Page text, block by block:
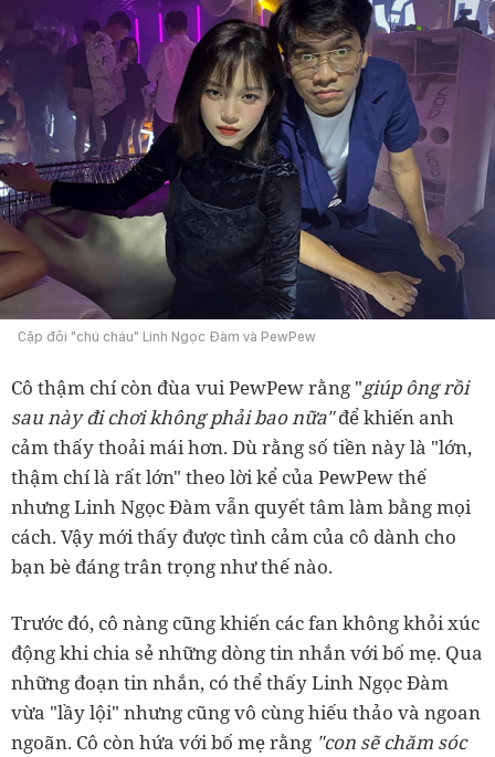
Cặp đôi "chú cháu" Linh Ngọc Đàm và PewPew
Cô thậm chí còn đùa vui PewPew rằng "giúp ông rồi
sau này đi chơi không phải bao nữa"để khiến anh
cảm thấy thoải mái hơn. Dù rằng số tiền này là "lớn,
thậm chí là rất lớn" theo lời kể của PewPew thế
nhưng Linh Ngọc Đàm vẫn quyết tâm làm bằng mọi
cách. Vậy mới thấy được tình cảm của cô dành cho
bạn bè đáng trân trọng như thế nào.
Trước đó, cô nàng cũng khiến các fan không khỏi xúc
động khi chia sẻ những dòng tin nhắn với bố mẹ. Qua
những đoạn tin nhắn, có thể thấy Linh Ngọc Đàm
vừa "lầy lội" nhưng cũng vô cùng hiếu thảo và ngoan
ngoãn. Cô còn hứa với bố mẹ rằng "con sẽ chăm sóc